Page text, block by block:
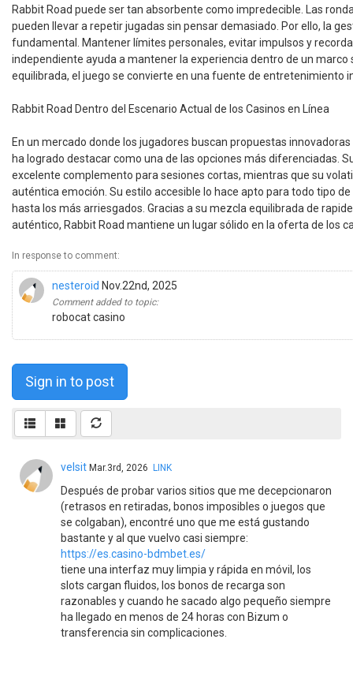
Rabbit Road puede ser tan absorbente como impredecible. Las
pueden llevar a repetir jugadas sin pensar demasiado. Por ello, la
fundamental. Mantener límites personales, evitar impulsos y
independiente ayuda a mantener la experiencia dentro de un marco
equilibrada, el juego se convierte en una fuente de entretenimiento
Rabbit Road Dentro del Escenario Actual de los Casinos en Línea
En un mercado donde los jugadores buscan propuestas
ha logrado destacar como una de las opciones más diferenciadas.
excelente complemento para sesiones cortas, mientras que su
auténtica emoción. Su estilo accesible lo hace apto para todo tipo
hasta los más arriesgados. Gracias a su mezcla equilibrada de
auténtico, Rabbit Road mantiene un lugar sólido en la oferta de los
In response to comment:
nesteroid Nov.22nd, 2025
Comment added to topic:
robocat casino
Sign in to post
velsit Mar.3rd, 2026 LINK
Después de probar varios sitios que me decepcionaron
(retrasos en retiradas, bonos imposibles o juegos que
se colgaban), encontré uno que me está gustando
bastante y al que vuelvo casi siempre:
https://es.casino-bdmbet.es/
tiene una interfaz muy limpia y rápida en móvil, los
slots cargan fluidos, los bonos de recarga son
razonables y cuando he sacado algo pequeño siempre
ha llegado en menos de 24 horas con Bizum o
transferencia sin complicaciones.